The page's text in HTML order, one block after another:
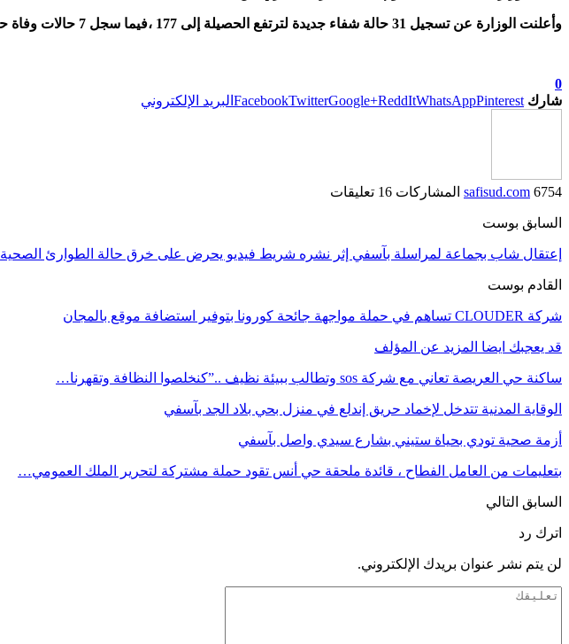
وأعلنت الوزارة عن تسجيل 31 حالة شفاء جديدة لترتفع الحصيلة إلى 177 ،فيما سجل 7 حالات وفاة حيت ارتفعت الحصيلة الى 118 .
0
شارك
FacebookTwitterGoogle+ReddItWhatsAppPinterest البريد الإلكتروني
safisud.com 6754 المشاركات 16 تعليقات
السابق بوست
إعتقال شاب بجماعة لمراسلة بآسفي إثر نشره شريط فيديو يحرض على خرق حالة الطوارئ الصحية
القادم بوست
شركة CLOUDER تساهم في حملة مواجهة جائحة كورونا بتوفير استضافة موقع بالمجان
قد يعجبك ايضا المزيد عن المؤلف
ساكنة حي العريصة تعاني مع شركة sos وتطالب ببيئة نظيف ..”كنخلصوا النظافة وتقهرنا…
الوقاية المدنية تتدخل لإخماد حريق إندلع في منزل بحي بلاد الجد بآسفي
أزمة صحية ‎تودي بحياة ستيني بشارع سيدي واصل بآسفي
بتعليمات من العامل الفطاح ، قائدة ملحقة حي أنس تقود حملة مشتركة لتحرير الملك العمومي…
السابق التالي
اترك رد
لن يتم نشر عنوان بريدك الإلكتروني.